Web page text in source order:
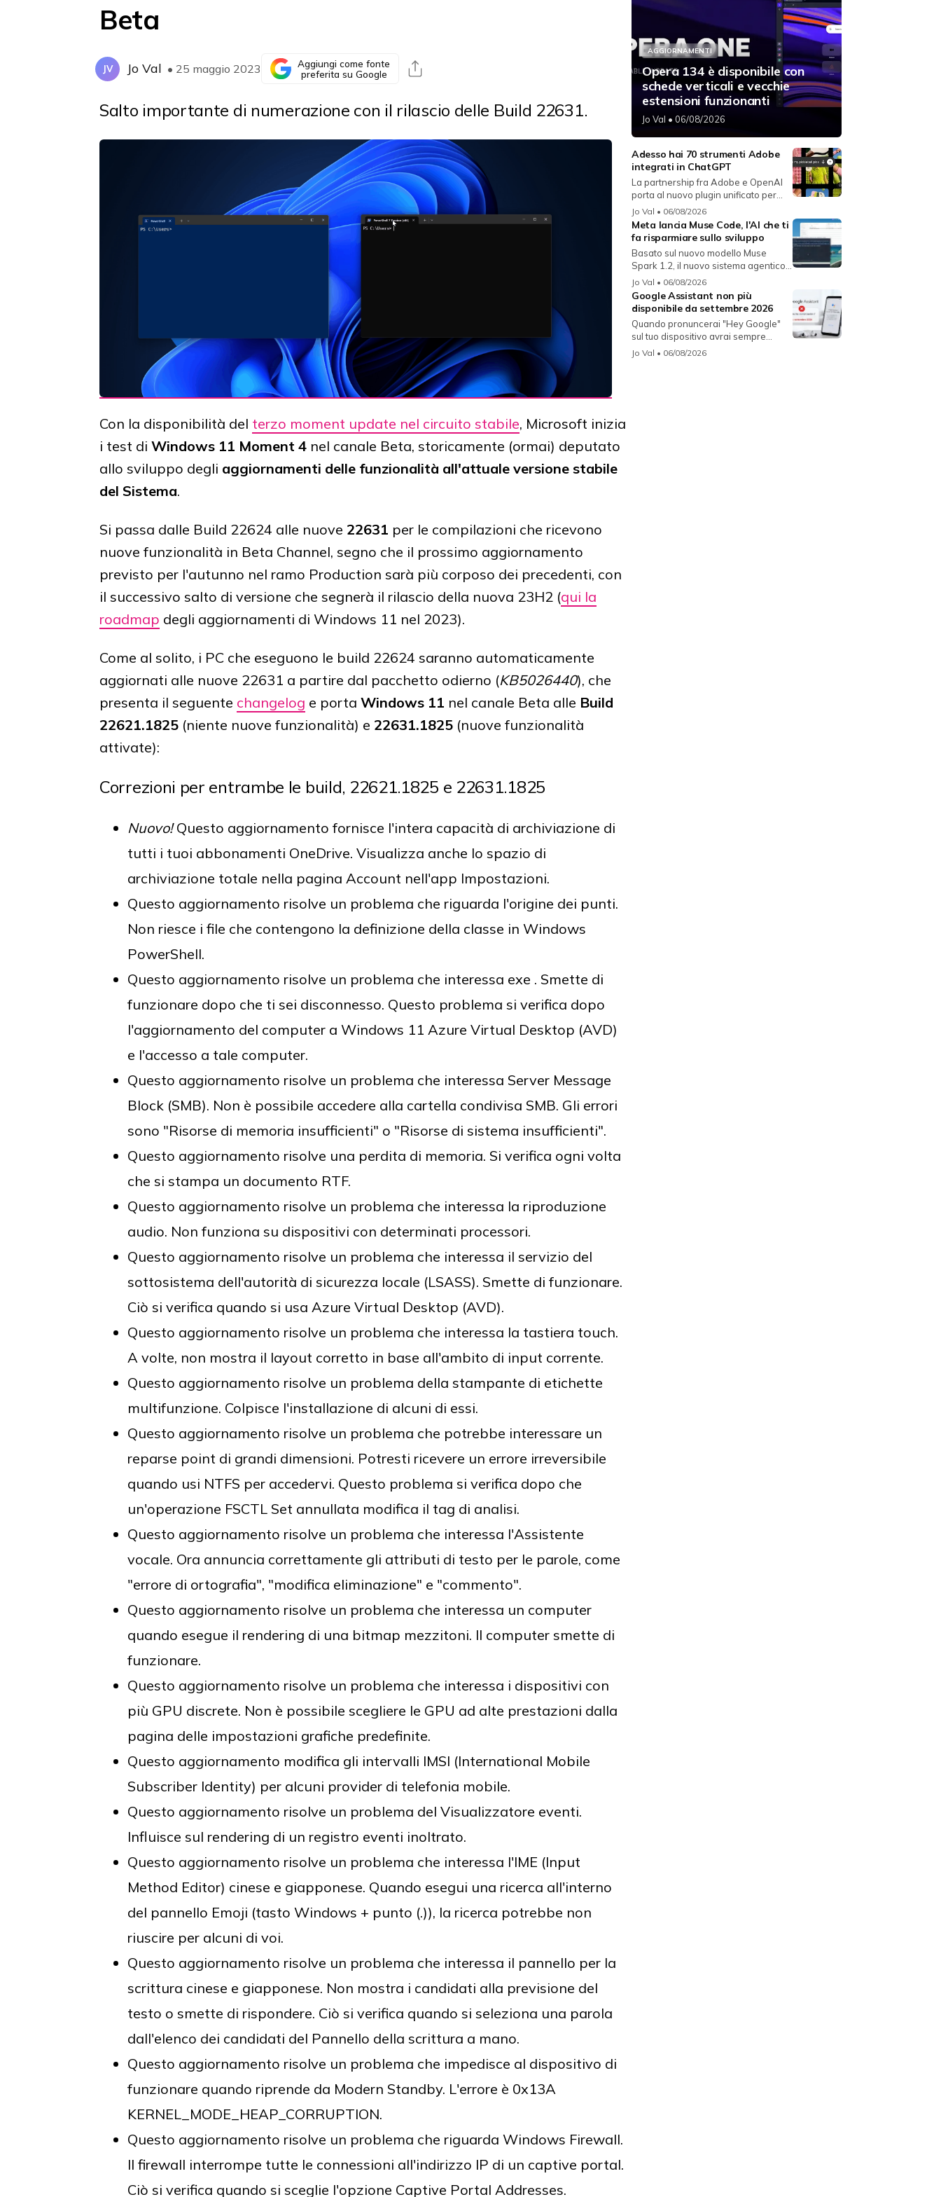
Beta
JV Jo Val • 25 maggio 2023
Aggiungi come fonte
preferita su Google
Salto importante di numerazione con il rilascio delle Build 22631.
Con la disponibilità del terzo moment update nel circuito stabile, Microsoft inizia
i test di Windows 11 Moment 4 nel canale Beta, storicamente (ormai) deputato
allo sviluppo degli aggiornamenti delle funzionalità all'attuale versione stabile
del Sistema.
Si passa dalle Build 22624 alle nuove 22631 per le compilazioni che ricevono
nuove funzionalità in Beta Channel, segno che il prossimo aggiornamento
previsto per l'autunno nel ramo Production sarà più corposo dei precedenti, con
il successivo salto di versione che segnerà il rilascio della nuova 23H2 (qui la
roadmap degli aggiornamenti di Windows 11 nel 2023).
Come al solito, i PC che eseguono le build 22624 saranno automaticamente
aggiornati alle nuove 22631 a partire dal pacchetto odierno (KB5026440), che
presenta il seguente changelog e porta Windows 11 nel canale Beta alle Build
22621.1825 (niente nuove funzionalità) e 22631.1825 (nuove funzionalità
attivate):
Correzioni per entrambe le build, 22621.1825 e 22631.1825
Nuovo!Questo aggiornamento fornisce l'intera capacità di archiviazione di
tutti i tuoi abbonamenti OneDrive. Visualizza anche lo spazio di
archiviazione totale nella pagina Account nell'app Impostazioni.
Questo aggiornamento risolve un problema che riguarda l'origine dei punti.
Non riesce i file che contengono la definizione della classe in Windows
PowerShell.
Questo aggiornamento risolve un problema che interessa exe . Smette di
funzionare dopo che ti sei disconnesso. Questo problema si verifica dopo
l'aggiornamento del computer a Windows 11 Azure Virtual Desktop (AVD)
e l'accesso a tale computer.
Questo aggiornamento risolve un problema che interessa Server Message
Block (SMB). Non è possibile accedere alla cartella condivisa SMB. Gli errori
sono "Risorse di memoria insufficienti" o "Risorse di sistema insufficienti".
Questo aggiornamento risolve una perdita di memoria. Si verifica ogni volta
che si stampa un documento RTF.
Questo aggiornamento risolve un problema che interessa la riproduzione
audio. Non funziona su dispositivi con determinati processori.
Questo aggiornamento risolve un problema che interessa il servizio del
sottosistema dell'autorità di sicurezza locale (LSASS). Smette di funzionare.
Ciò si verifica quando si usa Azure Virtual Desktop (AVD).
Questo aggiornamento risolve un problema che interessa la tastiera touch.
A volte, non mostra il layout corretto in base all'ambito di input corrente.
Questo aggiornamento risolve un problema della stampante di etichette
multifunzione. Colpisce l'installazione di alcuni di essi.
Questo aggiornamento risolve un problema che potrebbe interessare un
reparse point di grandi dimensioni. Potresti ricevere un errore irreversibile
quando usi NTFS per accedervi. Questo problema si verifica dopo che
un'operazione FSCTL Set annullata modifica il tag di analisi.
Questo aggiornamento risolve un problema che interessa l'Assistente
vocale. Ora annuncia correttamente gli attributi di testo per le parole, come
"errore di ortografia", "modifica eliminazione" e "commento".
Questo aggiornamento risolve un problema che interessa un computer
quando esegue il rendering di una bitmap mezzitoni. Il computer smette di
funzionare.
Questo aggiornamento risolve un problema che interessa i dispositivi con
più GPU discrete. Non è possibile scegliere le GPU ad alte prestazioni dalla
pagina delle impostazioni grafiche predefinite.
Questo aggiornamento modifica gli intervalli IMSI (International Mobile
Subscriber Identity) per alcuni provider di telefonia mobile.
Questo aggiornamento risolve un problema del Visualizzatore eventi.
Influisce sul rendering di un registro eventi inoltrato.
Questo aggiornamento risolve un problema che interessa l'IME (Input
Method Editor) cinese e giapponese. Quando esegui una ricerca all'interno
del pannello Emoji (tasto Windows + punto (.)), la ricerca potrebbe non
riuscire per alcuni di voi.
Questo aggiornamento risolve un problema che interessa il pannello per la
scrittura cinese e giapponese. Non mostra i candidati alla previsione del
testo o smette di rispondere. Ciò si verifica quando si seleziona una parola
dall'elenco dei candidati del Pannello della scrittura a mano.
Questo aggiornamento risolve un problema che impedisce al dispositivo di
funzionare quando riprende da Modern Standby. L'errore è 0x13A
KERNEL_MODE_HEAP_CORRUPTION.
Questo aggiornamento risolve un problema che riguarda Windows Firewall.
Il firewall interrompe tutte le connessioni all'indirizzo IP di un captive portal.
Ciò si verifica quando si sceglie l'opzione Captive Portal Addresses.
AGGIORNAMENTI
Opera 134 è disponibile con
schede verticali e vecchie
estensioni funzionanti
Jo Val • 06/08/2026
Adesso hai 70 strumenti Adobe
integrati in ChatGPT
La partnership fra Adobe e OpenAI
porta al nuovo plugin unificato per...
Jo Val • 06/08/2026
Meta lancia Muse Code, l'AI che ti
fa risparmiare sullo sviluppo
Basato sul nuovo modello Muse
Spark 1.2, il nuovo sistema agentico
fun...
Jo Val • 06/08/2026
Google Assistant non più
disponibile da settembre 2026
Quando pronuncerai "Hey Google"
sul tuo dispositivo avrai sempre
Gemin...
Jo Val • 06/08/2026